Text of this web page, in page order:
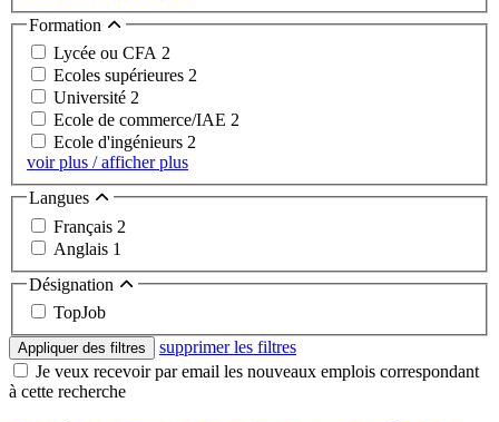
Formation
Lycée ou CFA 2
Ecoles supérieures 2
Université 2
Ecole de commerce/IAE 2
Ecole d'ingénieurs 2
voir plus / afficher plus
Langues
Français 2
Anglais 1
Désignation
TopJob
Appliquer des filtres
supprimer les filtres
Je veux recevoir par email les nouveaux emplois correspondant
à cette recherche